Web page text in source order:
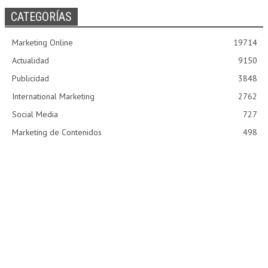
CATEGORÍAS
Marketing Online
19714
Actualidad
9150
Publicidad
3848
International Marketing
2762
Social Media
727
Marketing de Contenidos
498